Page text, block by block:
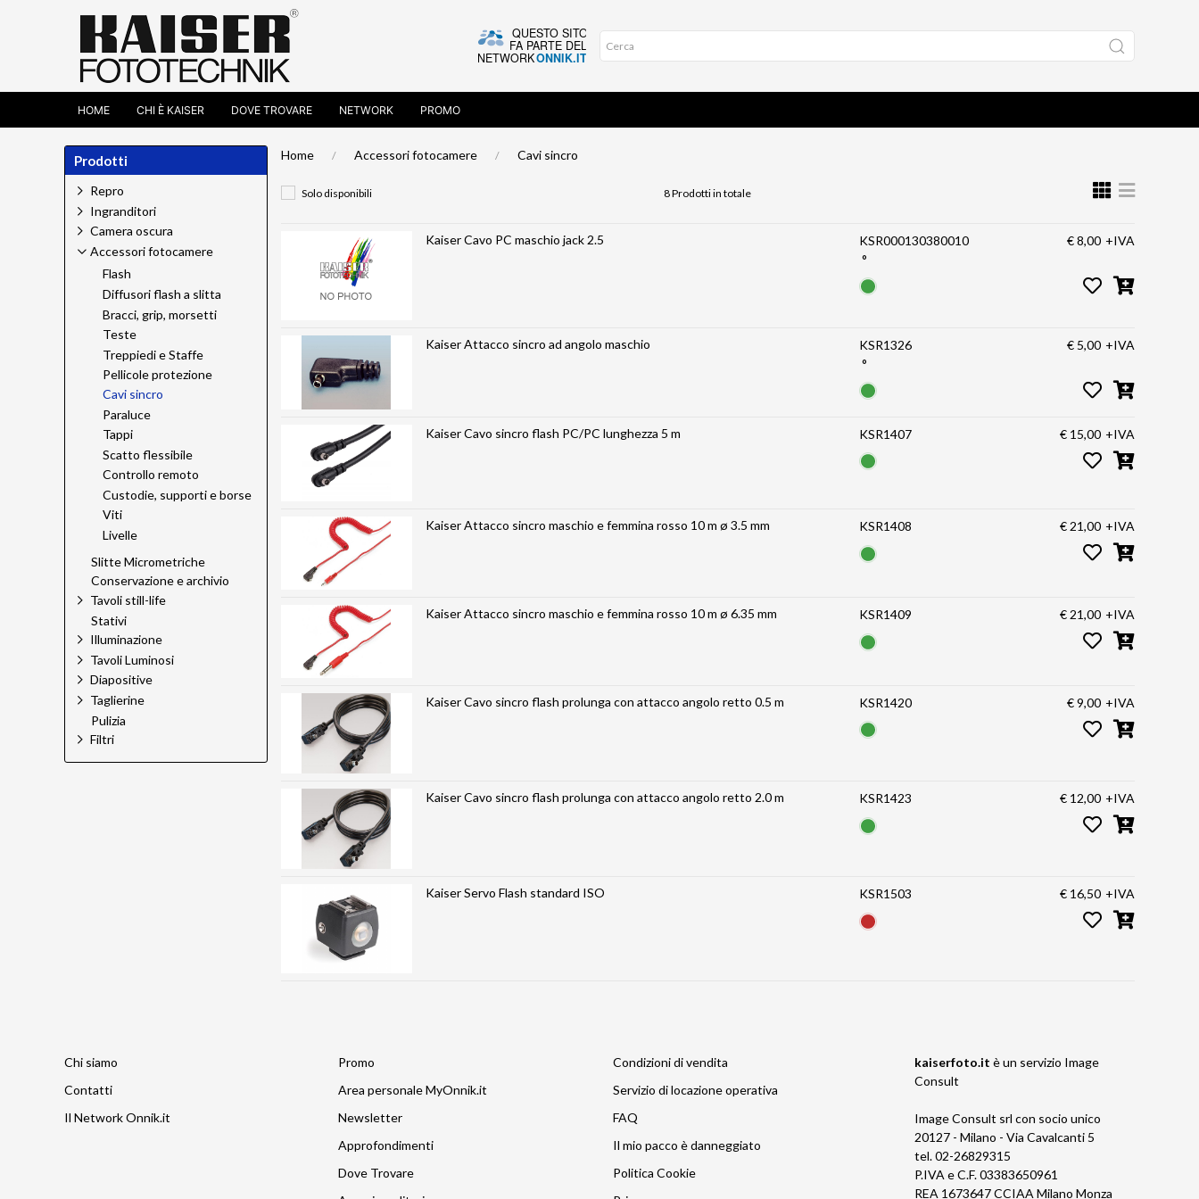
HOME CHI È KAISER DOVE TROVARE NETWORK PROMO
Home Accessori fotocamere Cavi sincro
Solo disponibili 8 Prodotti in totale
Kaiser Cavo PC maschio jack 2.5
KSR000130380010
°
€ 8,00 +IVA
Kaiser Attacco sincro ad angolo maschio
KSR1326
°
€ 5,00 +IVA
Kaiser Cavo sincro flash PC/PC lunghezza 5 m KSR1407 € 15,00 +IVA
Kaiser Attacco sincro maschio e femmina rosso 10 m ø 3.5 mm KSR1408 € 21,00 +IVA
Kaiser Attacco sincro maschio e femmina rosso 10 m ø 6.35 mm KSR1409 € 21,00 +IVA
Kaiser Cavo sincro flash prolunga con attacco angolo retto 0.5 m KSR1420 € 9,00 +IVA
Kaiser Cavo sincro flash prolunga con attacco angolo retto 2.0 m KSR1423 € 12,00 +IVA
Kaiser Servo Flash standard ISO KSR1503 € 16,50 +IVA
Prodotti
Repro
Ingranditori
Camera oscura
Accessori fotocamere
Flash
Diffusori flash a slitta
Bracci, grip, morsetti
Teste
Treppiedi e Staffe
Pellicole protezione
Cavi sincro
Paraluce
Tappi
Scatto flessibile
Controllo remoto
Custodie, supporti e borse
Viti
Livelle
Slitte Micrometriche
Conservazione e archivio
Tavoli still-life
Stativi
Illuminazione
Tavoli Luminosi
Diapositive
Taglierine
Pulizia
Filtri
Chi siamo
Contatti
Il Network Onnik.it
Promo
Area personale MyOnnik.it
Newsletter
Approfondimenti
Dove Trovare
Condizioni di vendita
Servizio di locazione operativa
FAQ
Il mio pacco è danneggiato
Politica Cookie
kaiserfoto.it è un servizio Image
Consult
Image Consult srl con socio unico
20127 - Milano - Via Cavalcanti 5
tel. 02-26829315
P.IVA e C.F. 03383650961
REA 1673647 CCIAA Milano Monza